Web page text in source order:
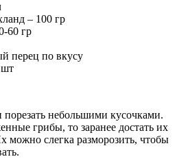
– 100 гр
60 гр
перец по вкусу
шт
небольшими кусочками.
грибы, то заранее достать их
можно слегка разморозить, чтобы